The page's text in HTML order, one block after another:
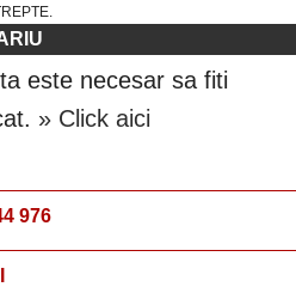
este necesar sa fiti
» Click aici
976